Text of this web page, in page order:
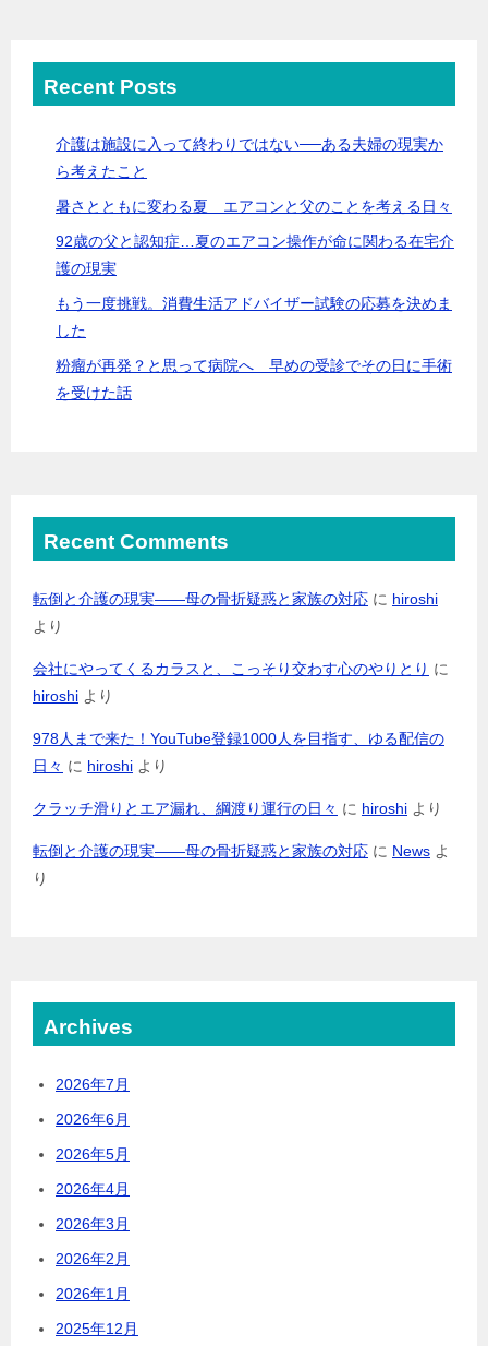
Recent Posts
介護は施設に入って終わりではない──ある夫婦の現実か
ら考えたこと
暑さとともに変わる夏 エアコンと父のことを考える日々
92歳の父と認知症…夏のエアコン操作が命に関わる在宅介
護の現実
もう一度挑戦。消費生活アドバイザー試験の応募を決めま
した
粉瘤が再発？と思って病院へ 早めの受診でその日に手術
を受けた話
Recent Comments
転倒と介護の現実――母の骨折疑惑と家族の対応 に hiroshi
より
会社にやってくるカラスと、こっそり交わす心のやりとり に
hiroshi より
978人まで来た！YouTube登録1000人を目指す、ゆる配信の
日々 に hiroshi より
クラッチ滑りとエア漏れ、綱渡り運行の日々 に hiroshi より
転倒と介護の現実――母の骨折疑惑と家族の対応 に News よ
り
Archives
2026年7月
2026年6月
2026年5月
2026年4月
2026年3月
2026年2月
2026年1月
2025年12月